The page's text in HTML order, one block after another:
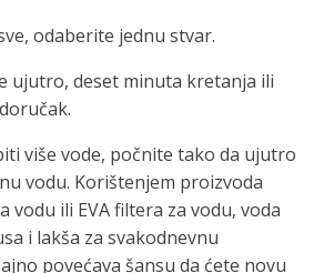
odaberite jednu stvar.
ujutro, deset minuta kretanja ili
više vode, počnite tako da ujutro
vodu. Korištenjem proizvoda
vodu ili EVA filtera za vodu, voda
i lakša za svakodnevnu
povećava šansu da ćete novu